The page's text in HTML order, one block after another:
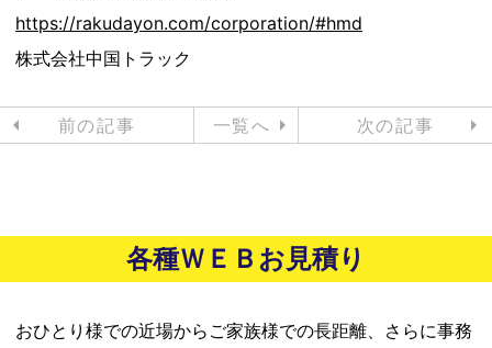
https://rakudayon.com/corporation/#hmd
株式会社中国トラック
前の記事 一覧へ 次の記事
各種ＷＥＢお見積り
おひとり様での近場からご家族様での長距離、さらに事務